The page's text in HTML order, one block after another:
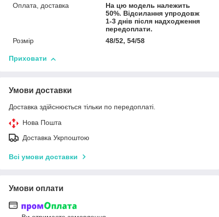
Оплата, доставка
На цю модель належить
50%. Відсилання упродовж
1-3 днів після надходження
передоплати.
Розмір
48/52, 54/58
Приховати
Умови доставки
Доставка здійснюється тільки по передоплаті.
Нова Пошта
Доставка Укрпоштою
Всі умови доставки
Умови оплати